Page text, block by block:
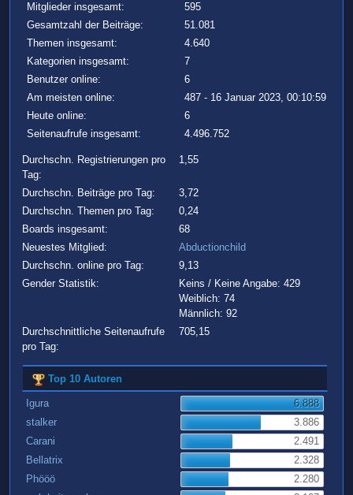
Mitglieder insgesamt:
595
Gesamtzahl der Beiträge:
51.081
Themen insgesamt:
4.640
Kategorien insgesamt:
7
Benutzer online:
6
Am meisten online:
487 - 16 Januar 2023, 00:10:59
Heute online:
6
Seitenaufrufe insgesamt:
4.496.752
Durchschn. Registrierungen pro
Tag:
1,55
Durchschn. Beiträge pro Tag:
3,72
Durchschn. Themen pro Tag:
0,24
Boards insgesamt:
68
Neuestes Mitglied:
Abductionchild
Durchschn. online pro Tag:
9,13
Gender Statistik:
Keins / Keine Angabe: 429
Weiblich: 74
Männlich: 92
Durchschnittliche Seitenaufrufe
pro Tag:
705,15
Top 10 Autoren
Igura
6.888
stalker
3.886
Carani
2.491
Bellatrix
2.328
Phööö
2.280